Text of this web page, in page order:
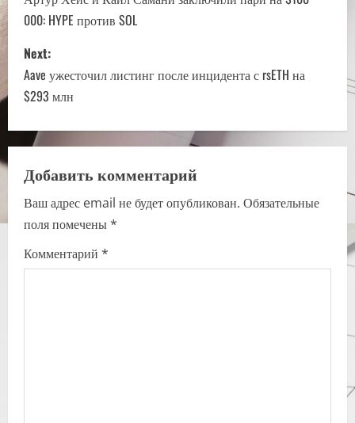
s
t
n
a
v
i
g
a
000: HYPE против SOL
Next:
Aave ужесточил листинг после инцидента с rsETH на
$293 млн
Добавить комментарий
Ваш адрес email не будет опубликован. Обязательные
поля помечены*
Комментарий *